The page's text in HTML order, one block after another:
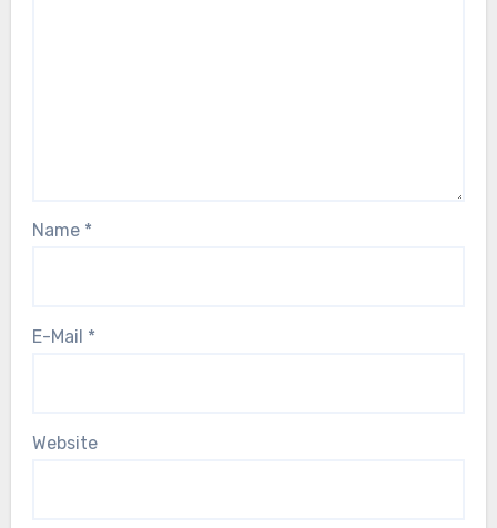
Name *
E-Mail *
Website